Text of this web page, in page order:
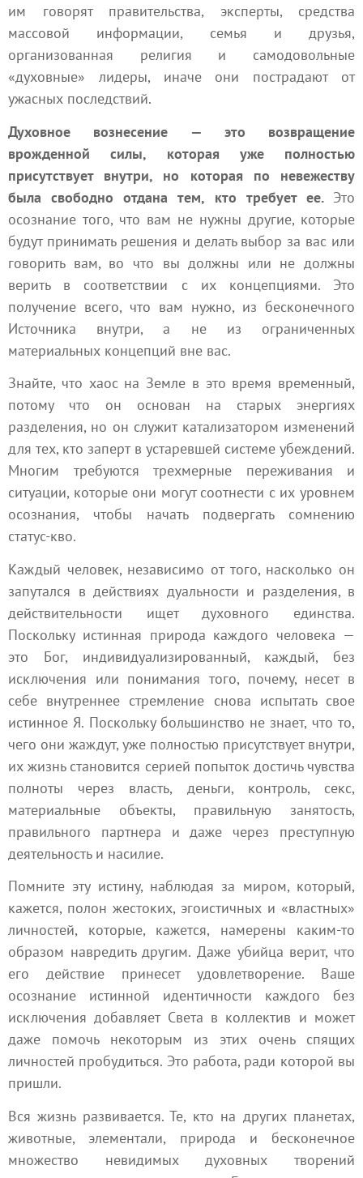
им говорят правительства, эксперты, средства
массовой информации, семья и друзья,
организованная религия и самодовольные
«духовные» лидеры, иначе они пострадают от
ужасных последствий.
Духовное вознесение — это возвращение
врожденной силы, которая уже полностью
присутствует внутри, но которая по невежеству
была свободно отдана тем, кто требует ее. Это
осознание того, что вам не нужны другие, которые
будут принимать решения и делать выбор за вас или
говорить вам, во что вы должны или не должны
верить в соответствии с их концепциями. Это
получение всего, что вам нужно, из бесконечного
Источника внутри, а не из ограниченных
материальных концепций вне вас.
Знайте, что хаос на Земле в это время временный,
потому что он основан на старых энергиях
разделения, но он служит катализатором изменений
для тех, кто заперт в устаревшей системе убеждений.
Многим требуются трехмерные переживания и
ситуации, которые они могут соотнести с их уровнем
осознания, чтобы начать подвергать сомнению
статус-кво.
Каждый человек, независимо от того, насколько он
запутался в действиях дуальности и разделения, в
действительности ищет духовного единства.
Поскольку истинная природа каждого человека —
это Бог, индивидуализированный, каждый, без
исключения или понимания того, почему, несет в
себе внутреннее стремление снова испытать свое
истинное Я. Поскольку большинство не знает, что то,
чего они жаждут, уже полностью присутствует внутри,
их жизнь становится серией попыток достичь чувства
полноты через власть, деньги, контроль, секс,
материальные объекты, правильную занятость,
правильного партнера и даже через преступную
деятельность и насилие.
Помните эту истину, наблюдая за миром, который,
кажется, полон жестоких, эгоистичных и «властных»
личностей, которые, кажется, намерены каким-то
образом навредить другим. Даже убийца верит, что
его действие принесет удовлетворение. Ваше
осознание истинной идентичности каждого без
исключения добавляет Света в коллектив и может
даже помочь некоторым из этих очень спящих
личностей пробудиться. Это работа, ради которой вы
пришли.
Вся жизнь развивается. Те, кто на других планетах,
животные, элементали, природа и бесконечное
множество невидимых духовных творений